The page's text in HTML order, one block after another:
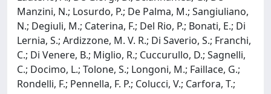
Manzini, N.; Losurdo, P.; De Palma, M.; Sangiuliano,
N.; Degiuli, M.; Caterina, F.; Del Rio, P.; Bonati, E.; Di
Lernia, S.; Ardizzone, M. V. R.; Di Saverio, S.; Franchi,
C.; Di Venere, B.; Miglio, R.; Cuccurullo, D.; Sagnelli,
C.; Docimo, L.; Tolone, S.; Longoni, M.; Faillace, G.;
Rondelli, F.; Pennella, F. P.; Colucci, V.; Carfora, T.;